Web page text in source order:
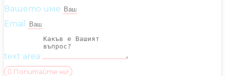
Вашето име
Email
text area
Попитайте ни!